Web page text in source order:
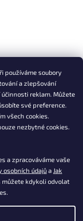
používáme soubory
a zlepšování
reklam. Můžete
své preference.
všech cookies.
nezbytné cookies.
a zpracováváme vaše
osobních údajůa Jak
můžete kdykoli odvolat